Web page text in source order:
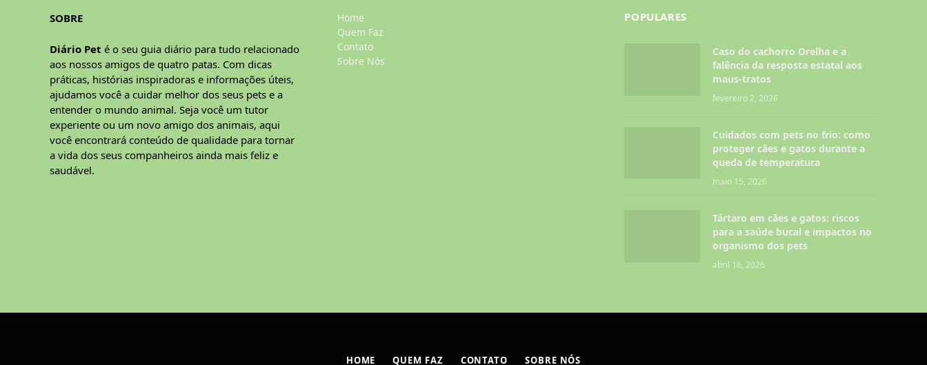
SOBRE
Diário Pet é o seu guia diário para tudo relacionado
aos nossos amigos de quatro patas. Com dicas
práticas, histórias inspiradoras e informações úteis,
ajudamos você a cuidar melhor dos seus pets e a
entender o mundo animal. Seja você um tutor
experiente ou um novo amigo dos animais, aqui
você encontrará conteúdo de qualidade para tornar
a vida dos seus companheiros ainda mais feliz e
saudável.
Home
Quem Faz
Contato
Sobre Nós
POPULARES
Caso do cachorro Orelha e a
falência da resposta estatal aos
maus-tratos
fevereiro 2, 2026
Cuidados com pets no frio: como
proteger cães e gatos durante a
queda de temperatura
maio 15, 2026
Tártaro em cães e gatos: riscos
para a saúde bucal e impactos no
organismo dos pets
abril 16, 2026
HOME QUEM FAZ CONTATO SOBRE NÓS